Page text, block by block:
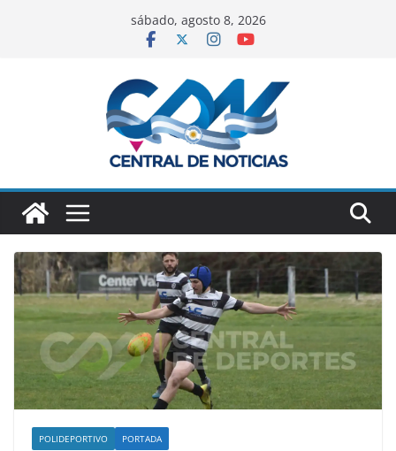
sábado, agosto 8, 2026
POLIDEPORTIVO PORTADA